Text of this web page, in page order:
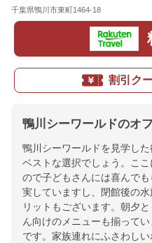
千葉県鴨川市東町1464-18
割引ク
鴨川シーワールドのオ
鴨川シーワールドを見学し
ベストな選択でしょう。こ
ので子どもさんには喜んで
実していますし、閉館後の
リットもございます。朝夕
ん向けのメニューも揃って
です。家族連れにふさわしい